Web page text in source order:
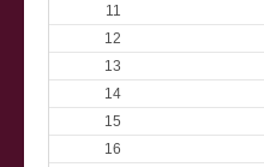
11
12
13
14
15
16